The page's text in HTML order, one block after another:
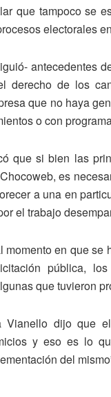
que tampoco se
electorales
antecedentes
derecho de los
que no haya
o con
que si bien las
es
a una en
el trabajo
momento en que
pública,
que tuvieron
Vianello dijo que
y eso es lo
del